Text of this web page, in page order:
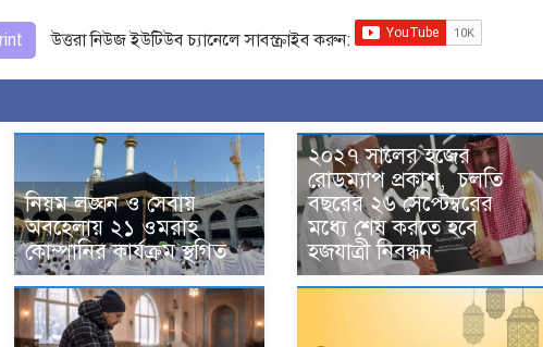
উত্তরা নিউজ ইউটিউব চ্যানেলে সাবস্ক্রাইব করুন:
নিয়ম লঙ্ঘন ও সেবায়
অবহেলায় ২১ ওমরাহ
কোম্পানির কার্যক্রম স্থগিত
২০২৭ সালের হজের
রোডম্যাপ প্রকাশ, চলতি
বছরের ২৬ সেপ্টেম্বরের
মধ্যে শেষ করতে হবে
হজযাত্রী নিবন্ধন